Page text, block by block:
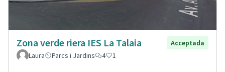
Zona verde riera IES La Talaia
Acceptada
Laura
Parcs i Jardins 4 1